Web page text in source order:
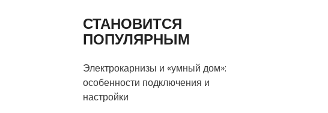
СТАНОВИТСЯ
ПОПУЛЯРНЫМ
Электрокарнизы и «умный дом»:
особенности подключения и
настройки